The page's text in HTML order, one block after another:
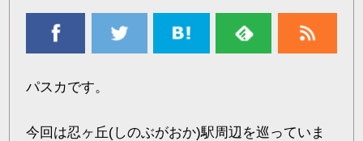
パスカです。
今回は忍ヶ丘(しのぶがおか)駅周辺を巡っていま